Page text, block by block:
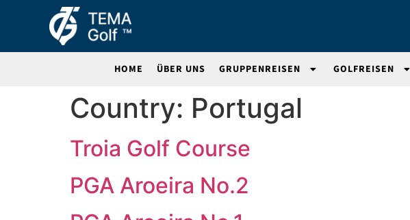
HOME ÜBER UNS GRUPPENREISEN GOLFREISEN
Country: Portugal
Troia Golf Course
PGA Aroeira No.2